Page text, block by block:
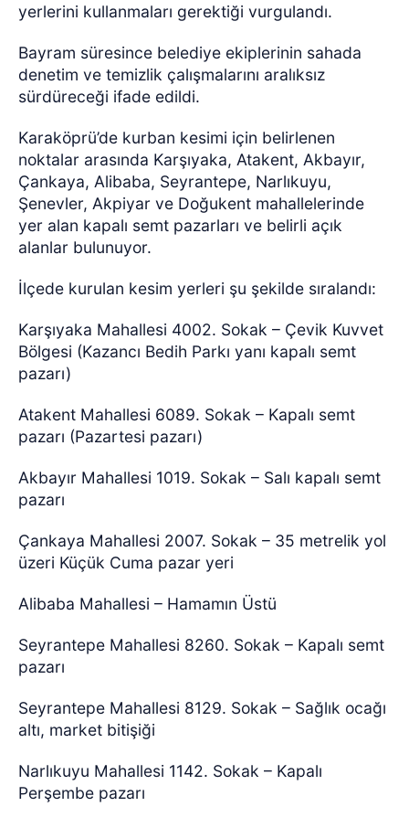
yerlerini kullanmaları gerektiği vurgulandı.
Bayram süresince belediye ekiplerinin sahada
denetim ve temizlik çalışmalarını aralıksız
sürdüreceği ifade edildi.
Karaköprü’de kurban kesimi için belirlenen
noktalar arasında Karşıyaka, Atakent, Akbayır,
Çankaya, Alibaba, Seyrantepe, Narlıkuyu,
Şenevler, Akpiyar ve Doğukent mahallelerinde
yer alan kapalı semt pazarları ve belirli açık
alanlar bulunuyor.
İlçede kurulan kesim yerleri şu şekilde sıralandı:
Karşıyaka Mahallesi 4002. Sokak – Çevik Kuvvet
Bölgesi (Kazancı Bedih Parkı yanı kapalı semt
pazarı)
Atakent Mahallesi 6089. Sokak – Kapalı semt
pazarı (Pazartesi pazarı)
Akbayır Mahallesi 1019. Sokak – Salı kapalı semt
pazarı
Çankaya Mahallesi 2007. Sokak – 35 metrelik yol
üzeri Küçük Cuma pazar yeri
Alibaba Mahallesi – Hamamın Üstü
Seyrantepe Mahallesi 8260. Sokak – Kapalı semt
pazarı
Seyrantepe Mahallesi 8129. Sokak – Sağlık ocağı
altı, market bitişiği
Narlıkuyu Mahallesi 1142. Sokak – Kapalı
Perşembe pazarı